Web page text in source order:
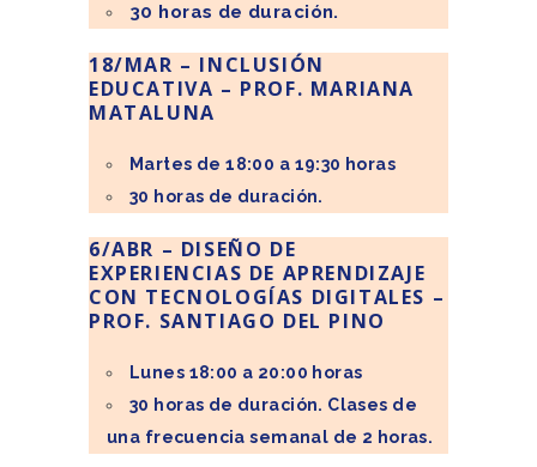
30 horas de duración.
18/MAR – INCLUSIÓN
EDUCATIVA – PROF. MARIANA
MATALUNA
Martes de 18:00 a 19:30 horas
30 horas de duración.
6/ABR – DISEÑO DE
EXPERIENCIAS DE APRENDIZAJE
CON TECNOLOGÍAS DIGITALES –
PROF. SANTIAGO DEL PINO
Lunes 18:00 a 20:00 horas
30 horas de duración. Clases de
una frecuencia semanal de 2 horas.